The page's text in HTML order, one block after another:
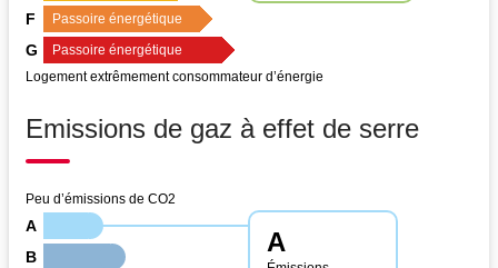
F Passoire énergétique
G
Passoire énergétique
Logement extrêmement consommateur d’énergie
Emissions de gaz à effet de serre
Peu d’émissions de CO2
A
A
B